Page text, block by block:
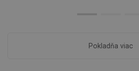
Pokladňa viac